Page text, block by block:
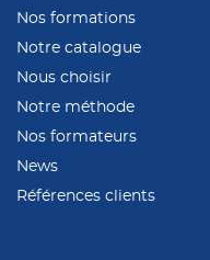
Nos formations
Notre catalogue
Nous choisir
Notre méthode
Nos formateurs
News
Références clients